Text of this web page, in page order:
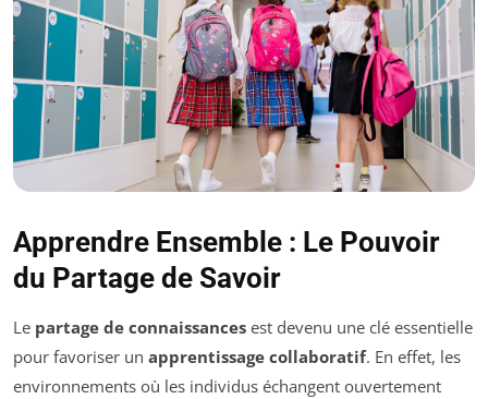
Apprendre Ensemble : Le Pouvoir
du Partage de Savoir
Le partage de connaissances est devenu une clé essentielle
pour favoriser un apprentissage collaboratif. En effet, les
environnements où les individus échangent ouvertement